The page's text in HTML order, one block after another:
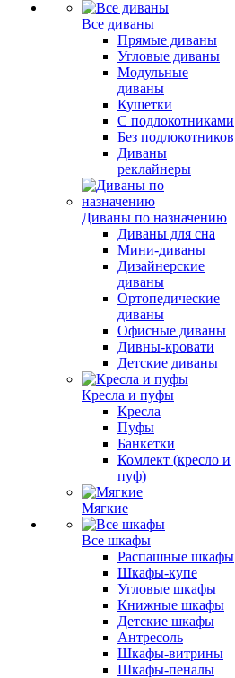
Все диваны
Прямые диваны
Угловые диваны
Модульные
диваны
Кушетки
С подлокотниками
Без подлокотников
Диваны
реклайнеры
Диваны по назначению
Диваны для сна
Мини-диваны
Дизайнерские
диваны
Ортопедические
диваны
Офисные диваны
Дивны-кровати
Детские диваны
Кресла и пуфы
Кресла
Пуфы
Банкетки
Комлект (кресло и
пуф)
Мягкие
Все шкафы
Распашные шкафы
Шкафы-купе
Угловые шкафы
Книжные шкафы
Детские шкафы
Антресоль
Шкафы-витрины
Шкафы-пеналы